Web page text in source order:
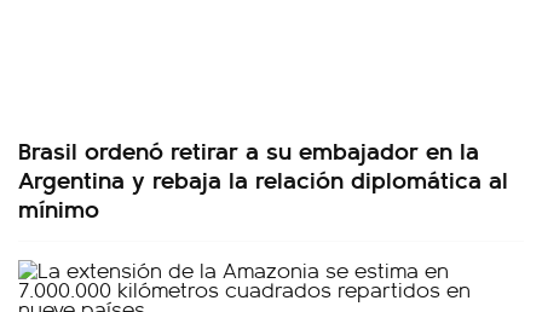
Brasil ordenó retirar a su embajador en la
Argentina y rebaja la relación diplomática al
mínimo